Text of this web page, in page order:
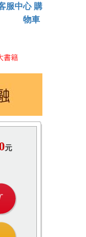
服中心 購
物車
書籍
元